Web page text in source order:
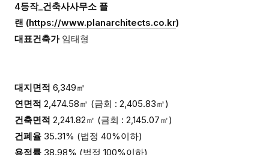
4등작_건축사사무소 플
랜 (https://www.planarchitects.co.kr)
대표건축가 임태형
대지면적 6,349㎡
연면적 2,474.58㎡ (금회 : 2,405.83㎡)
건축면적 2,241.82㎡ (금회 : 2,145.07㎡)
건폐율 35.31% (법정 40%이하)
용적률 38.98% (법정 100%이하)